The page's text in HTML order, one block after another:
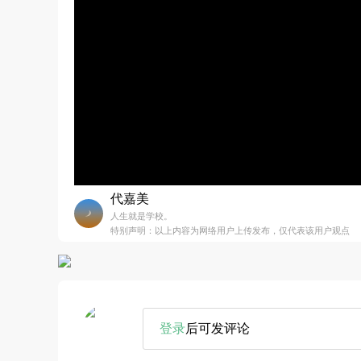
代嘉美
人生就是学校。
特别声明：以上内容为网络用户上传发布，仅代表该用户观点
登录后可发评论